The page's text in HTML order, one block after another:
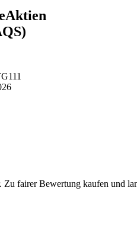
Zu fairer Bewertung kaufen und